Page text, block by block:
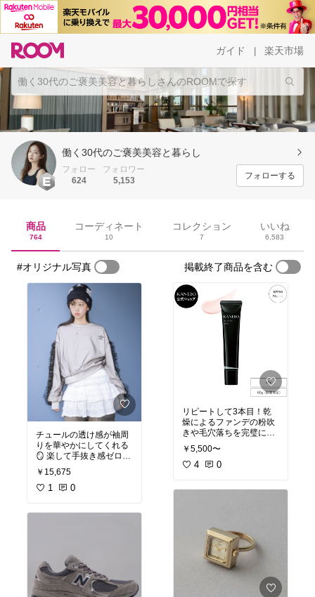
ガイド 楽天市場
働く30代のご褒美美容と暮らし
フォロー
624
フォロワー
5,153
フォローする
商品
764
コーディネート
10
コレクション
7
いいね
6,583
#オリジナル写真 掲載終了商品を含む
チュールの透け感が袖周
りを華やかにしてくれる
🪞 楽して手抜き感ゼロの
これ1枚で完成☁️
￥15,675
1 0
リピートして3本目！乾
燥によるファンデの粉吹
きや毛穴落ちを完璧に防
いでくれるから、長時間
のデスクワークでもお直
しいらずで美肌をキープ
￥5,500〜
4 0